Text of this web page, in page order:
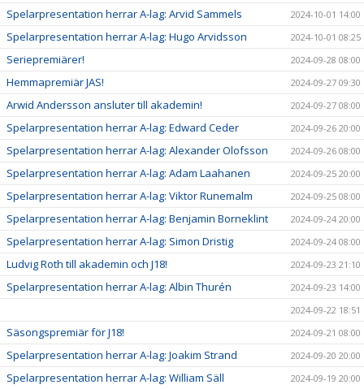
Spelarpresentation herrar A-lag: Arvid Sammels 2024-10-01 14:00
Spelarpresentation herrar A-lag: Hugo Arvidsson 2024-10-01 08:25
Seriepremiärer! 2024-09-28 08:00
Hemmapremiär JAS! 2024-09-27 09:30
Arwid Andersson ansluter till akademin! 2024-09-27 08:00
Spelarpresentation herrar A-lag: Edward Ceder 2024-09-26 20:00
Spelarpresentation herrar A-lag: Alexander Olofsson 2024-09-26 08:00
Spelarpresentation herrar A-lag: Adam Laahanen 2024-09-25 20:00
Spelarpresentation herrar A-lag: Viktor Runemalm 2024-09-25 08:00
Spelarpresentation herrar A-lag: Benjamin Borneklint 2024-09-24 20:00
Spelarpresentation herrar A-lag: Simon Dristig 2024-09-24 08:00
Ludvig Roth till akademin och J18! 2024-09-23 21:10
Spelarpresentation herrar A-lag: Albin Thurén
2024-09-23 14:00
2024-09-22 18:51
Säsongspremiär för J18! 2024-09-21 08:00
Spelarpresentation herrar A-lag: Joakim Strand 2024-09-20 20:00
Spelarpresentation herrar A-lag: William Säll 2024-09-19 20:00